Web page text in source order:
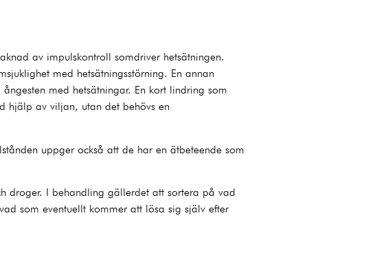
av impulskontroll somdriver hetsätningen.
med hetsätningsstörning. En annan
med hetsätningar. En kort lindring som
hjälp av viljan, utan det behövs en
uppger också att de har en ätbeteende som
droger. I behandling gällerdet att sortera på vad
som eventuellt kommer att lösa sig själv efter